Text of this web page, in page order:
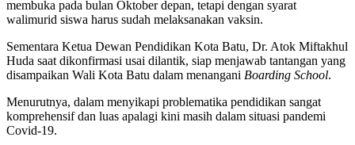
membuka pada bulan Oktober depan, tetapi dengan syarat
walimurid siswa harus sudah melaksanakan vaksin.
Sementara Ketua Dewan Pendidikan Kota Batu, Dr. Atok Miftakhul
Huda saat dikonfirmasi usai dilantik, siap menjawab tantangan yang
disampaikan Wali Kota Batu dalam menangani Boarding School.
Menurutnya, dalam menyikapi problematika pendidikan sangat
komprehensif dan luas apalagi kini masih dalam situasi pandemi
Covid-19.